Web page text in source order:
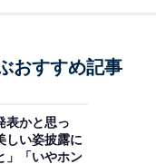
おすすめ記事
表かと思っ
しい姿披露に
」「いやホン